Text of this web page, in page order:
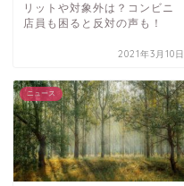
リットや対象外は？コンビニ
店員も困ると反対の声も！
2021年3月10日
ニュース